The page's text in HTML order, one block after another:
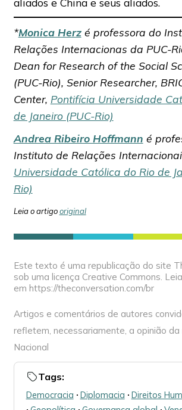
aliados e China e seus aliados.
*Monica Herzé professora do
Relações Internacionas da PUC-
Dean for Research of the Social
(PUC-Rio), Senior Researcher,
Center, Pontifícia Universidade
de Janeiro (PUC-Rio)
Andrea Ribeiro Hoffmann é
Instituto de Relações
Universidade Católica do Rio de
Rio)
Leia o artigooriginal
Este texto é uma republicação do site
sob uma licença Creative Commons.
em https://theconversation.com/br
Artigos e comentários de autores
refletem, necessariamente, a opinião
Nacional
Tags:
Democracia 🞌 Diplomacia 🞌 Direitos